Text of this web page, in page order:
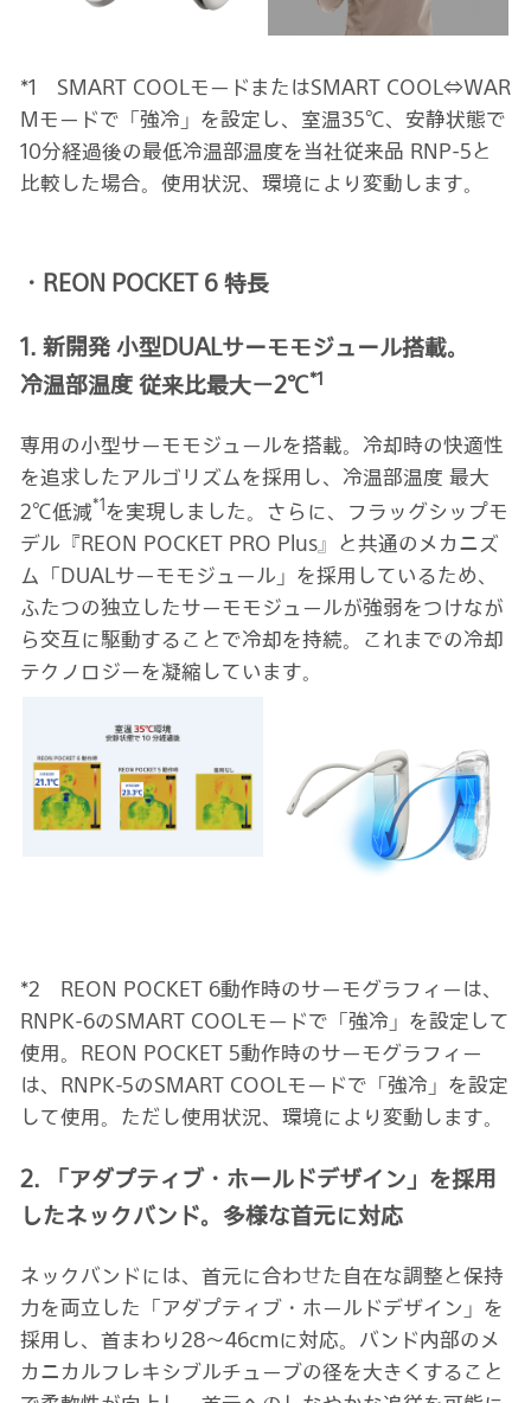
*1 SMART COOLモードまたはSMART COOL⇔WAR
Mモードで「強冷」を設定し、室温35℃、安静状態で
10分経過後の最低冷温部温度を当社従来品 RNP-5と
比較した場合。使用状況、環境により変動します。
・REON POCKET 6 特長
1. 新開発 小型DUALサーモモジュール搭載。
冷温部温度 従来比最大－2℃*1
専用の小型サーモモジュールを搭載。冷却時の快適性
を追求したアルゴリズムを採用し、冷温部温度 最大
2℃低減*1を実現しました。さらに、フラッグシップモ
デル『REON POCKET PRO Plus』と共通のメカニズ
ム「DUALサーモモジュール」を採用しているため、
ふたつの独立したサーモモジュールが強弱をつけなが
ら交互に駆動することで冷却を持続。これまでの冷却
テクノロジーを凝縮しています。
*2 REON POCKET 6動作時のサーモグラフィーは、
RNPK-6のSMART COOLモードで「強冷」を設定して
使用。REON POCKET 5動作時のサーモグラフィー
は、RNPK-5のSMART COOLモードで「強冷」を設定
して使用。ただし使用状況、環境により変動します。
2. 「アダプティブ・ホールドデザイン」を採用
したネックバンド。多様な首元に対応
ネックバンドには、首元に合わせた自在な調整と保持
力を両立した「アダプティブ・ホールドデザイン」を
採用し、首まわり28～46cmに対応。バンド内部のメ
カニカルフレキシブルチューブの径を大きくすること